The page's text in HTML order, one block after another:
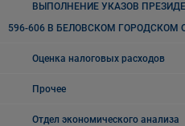
ВЫПОЛНЕНИЕ УКАЗОВ
596-606 В БЕЛОВСКОМ ГОРОДСКОМ
Оценка налоговых расходов
Прочее
Отдел экономического анализа